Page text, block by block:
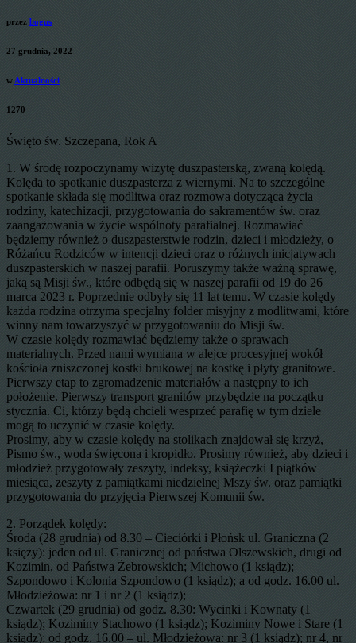
przez bogus
27 grudnia, 2022
w Aktualności
1270
Święto św. Szczepana, Rok A
1. W środę rozpoczynamy wizytę duszpasterską, zwaną kolędą.
Kolęda to spotkanie duszpasterza z wiernymi. Na to szczególne
spotkanie składa się modlitwa oraz rozmowa dotycząca życia
rodziny, katechizacji, przygotowania do sakramentów św. oraz
zaangażowania w życie wspólnoty parafialnej. Rozmawiać
będziemy również o duszpasterstwie rodzin, dzieci i młodzieży, o
Różańcu Rodziców w intencji dzieci oraz o różnych inicjatywach
duszpasterskich w naszej parafii. Poruszymy także ważną sprawę,
jaką są Misji św., które odbędą się w naszej parafii od 19 do 26
marca 2023 r. Poprzednie odbyły się 11 lat temu. W czasie kolędy
każda rodzina otrzyma specjalny folder misyjny z modlitwami, które
winny nam towarzyszyć w przygotowaniu do Misji św.
W czasie kolędy rozmawiać będziemy także o sprawach
materialnych. Przed nami wymiana w alejce procesyjnej wokół
kościoła zniszczonej kostki brukowej na kostkę i płyty granitowe.
Pierwszy etap to zgromadzenie materiałów a następny to ich
położenie. Pierwszy transport granitów przybędzie na początku
stycznia. Ci, którzy będą chcieli wesprzeć parafię w tym dziele
mogą to uczynić w czasie kolędy.
Prosimy, aby w czasie kolędy na stolikach znajdował się krzyż,
Pismo św., woda święcona i kropidło. Prosimy również, aby dzieci i
młodzież przygotowały zeszyty, indeksy, książeczki I piątków
miesiąca, zeszyty z pamiątkami niedzielnej Mszy św. oraz pamiątki
przygotowania do przyjęcia Pierwszej Komunii św.
2. Porządek kolędy:
Środa (28 grudnia) od 8.30 – Cieciórki i Płońsk ul. Graniczna (2
księży): jeden od ul. Granicznej od państwa Olszewskich, drugi od
Kozimin, od Państwa Żebrowskich; Michowo (1 ksiądz);
Szpondowo i Kolonia Szpondowo (1 ksiądz); a od godz. 16.00 ul.
Młodzieżowa: nr 1 i nr 2 (1 ksiądz);
Czwartek (29 grudnia) od godz. 8.30: Wycinki i Kownaty (1
ksiądz); Koziminy Stachowo (1 ksiądz); Koziminy Nowe i Stare (1
ksiądz); od godz. 16.00 – ul. Młodzieżowa: nr 3 (1 ksiądz); nr 4, nr